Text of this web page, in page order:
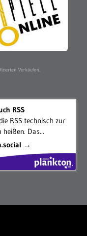
Verkäufen.
RSS
RSS technisch zur
Das...
→